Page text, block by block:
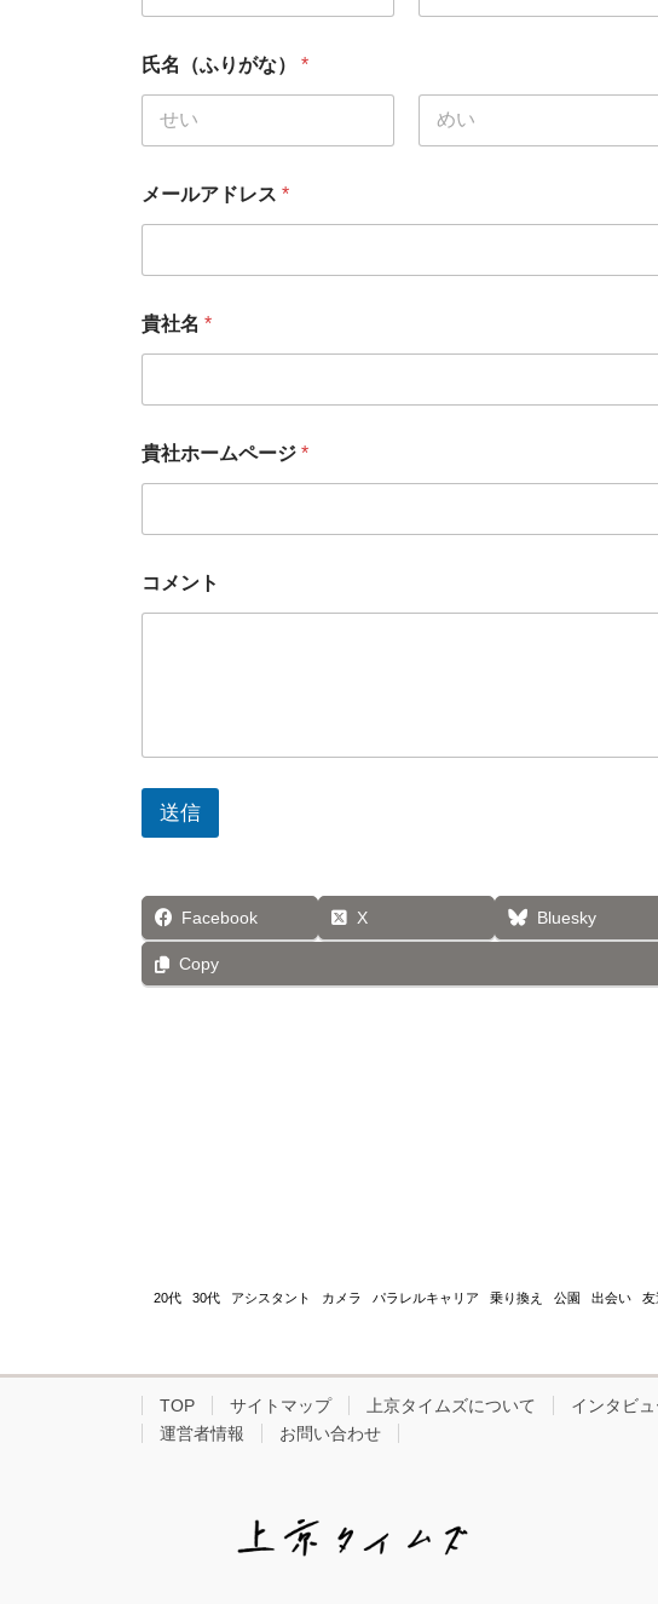
氏名（ふりがな） *
メールアドレス *
貴社名 *
貴社ホームページ *
コメント
送信
Facebook X Bluesky
Copy
20代 30代 アシスタント カメラ パラレルキャリア 乗り換え 公園 出会い 友
TOP サイトマップ 上京タイムズについて インタビ
運営者情報
お問い合わせ